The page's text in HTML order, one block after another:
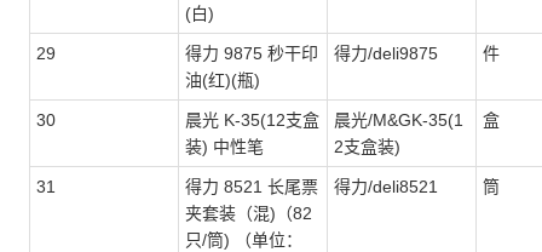
(白)
29
得力 9875 秒干印
油(红)(瓶)
得力/deli9875 件
30
晨光 K-35(12支盒
装) 中性笔
晨光/M&GK-35(1
2支盒装)
盒
31
得力 8521 长尾票
夹套装（混)（82
只/筒) （单位：
得力/deli8521 筒